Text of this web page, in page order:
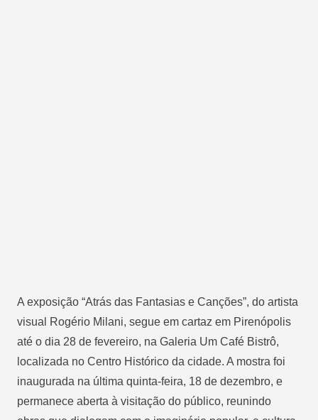
A exposição “Atrás das Fantasias e Canções”, do artista
visual Rogério Milani, segue em cartaz em Pirenópolis
até o dia 28 de fevereiro, na Galeria Um Café Bistrô,
localizada no Centro Histórico da cidade. A mostra foi
inaugurada na última quinta-feira, 18 de dezembro, e
permanece aberta à visitação do público, reunindo